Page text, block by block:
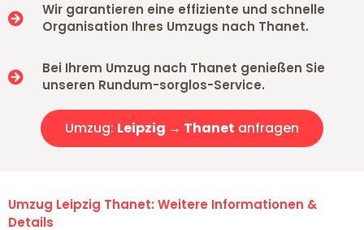
Wir garantieren eine effiziente und schnelle
Organisation Ihres Umzugs nach Thanet.
Bei Ihrem Umzug nach Thanet genießen Sie
unseren Rundum-sorglos-Service.
Umzug: Leipzig → Thanet anfragen
Umzug Leipzig Thanet: Weitere Informationen &
Details